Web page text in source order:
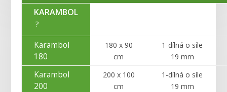
KARAMBOL
?
Karambol
180
180 x 90
cm
1-dílná o síle
19 mm
Karambol
200
200 x 100
cm
1-dílná o síle
19 mm